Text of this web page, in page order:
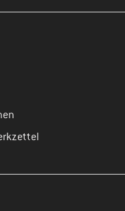
im nächsten